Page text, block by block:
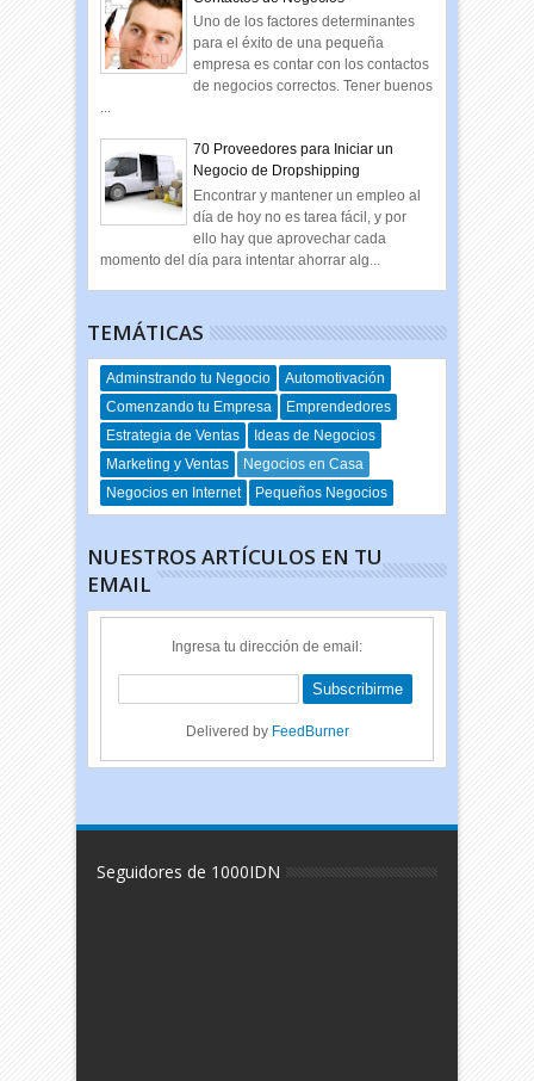
Uno de los factores determinantes
para el éxito de una pequeña
empresa es contar con los contactos
de negocios correctos. Tener buenos
...
70 Proveedores para Iniciar un
Negocio de Dropshipping
Encontrar y mantener un empleo al
día de hoy no es tarea fácil, y por
ello hay que aprovechar cada
momento del día para intentar ahorrar alg...
TEMÁTICAS
Adminstrando tu Negocio
Automotivación
Comenzando tu Empresa
Emprendedores
Estrategia de Ventas
Ideas de Negocios
Marketing y Ventas
Negocios en Casa
Negocios en Internet
Pequeños Negocios
NUESTROS ARTÍCULOS EN TU
EMAIL
Ingresa tu dirección de email:
Delivered by FeedBurner
Seguidores de 1000IDN